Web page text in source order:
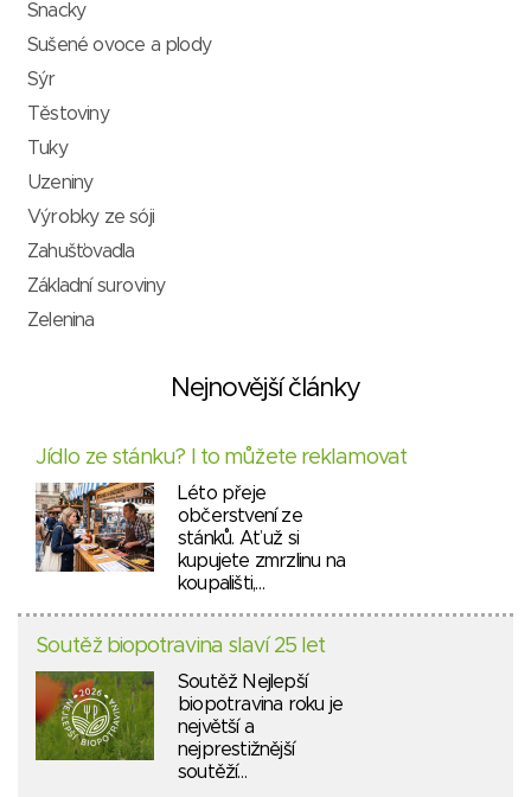
Snacky
Sušené ovoce a plody
Sýr
Těstoviny
Tuky
Uzeniny
Výrobky ze sóji
Zahušťovadla
Základní suroviny
Zelenina
Nejnovější články
Jídlo ze stánku? I to můžete reklamovat
Léto přeje
občerstvení ze
stánků. Ať už si
kupujete zmrzlinu na
koupališti,…
Soutěž biopotravina slaví 25 let
Soutěž Nejlepší
biopotravina roku je
největší a
nejprestižnější
soutěží…